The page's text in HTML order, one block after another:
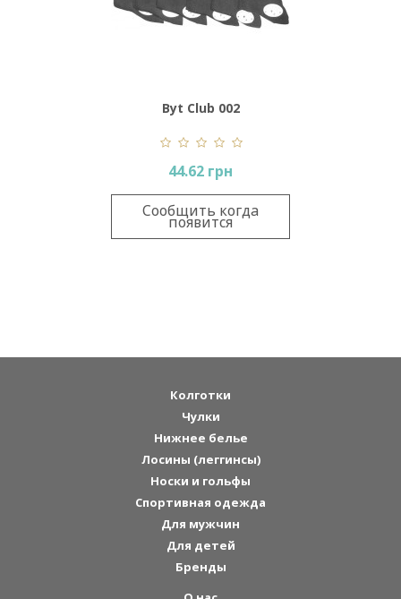
Byt Club 002
44.62 грн
Сообщить когда
появится
Колготки
Чулки
Нижнее белье
Лосины (леггинсы)
Носки и гольфы
Спортивная одежда
Для мужчин
Для детей
Бренды